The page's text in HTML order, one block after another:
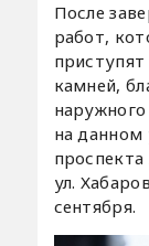
После
работ,
камней,
на данном
ул.
сентября.